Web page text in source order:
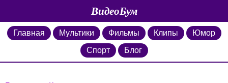
ВидеоБум
Главная Мультики Фильмы Клипы
Юмор
Спорт
Блог